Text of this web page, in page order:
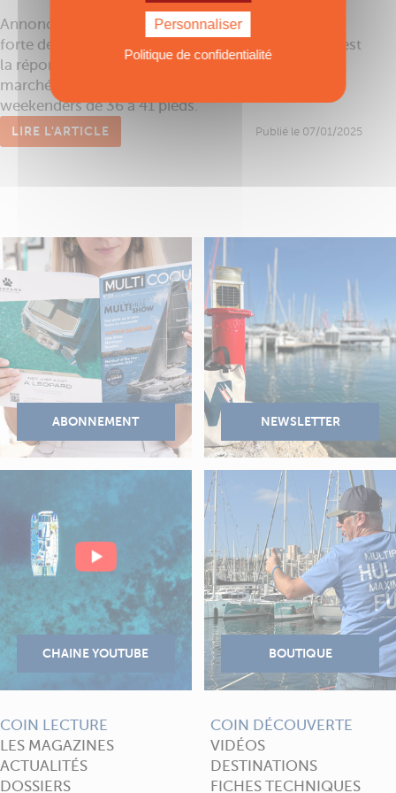
Annoncée il y a quelques mois, la gamme Coupe,
forte de deux premiers modèles de 42 et 46 pieds est
la réponse du leader mondial du powercat au
marché qui tendait à faire la part belle aux
weekenders de 36 à 41 pieds.
LIRE L'ARTICLE Publié le 07/01/2025
COIN LECTURE
LES MAGAZINES
ACTUALITÉS
DOSSIERS
COIN DÉCOUVERTE
VIDÉOS
DESTINATIONS
FICHES TECHNIQUES
Personnaliser
Politique de confidentialité